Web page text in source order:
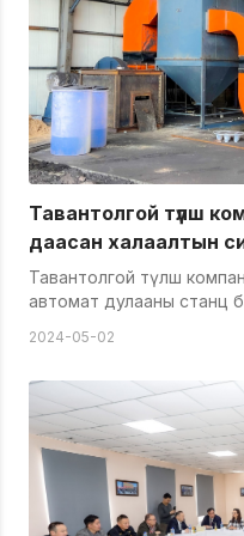
хүргэх ажлыг хийсэн
гуравдугаар цехийн
байна. Өөрсдийн
ухаанаар шинэчлэлийн
800-1000 тонн шахмал
болгосон байна. Энэ
Зүүн үйлдвэрийн нийт
дангаараа хийх боломж
1, 2-р цехийнхээ хүчин
аж.
Тавантолгой түлш
даасан халаалтын
Тавантолгой түлш
автомат дулааны станц
станц нь БНХАУ-д
зуухнаас бүрдэх бөгөөд
Энэ дулааны станц нь
тээвэрлэн зуухны
гинжит конвейроор
багатай гэдгээрээ онцлогтой юм.
жижиг аймгийн төвийг ч
2024-05-02